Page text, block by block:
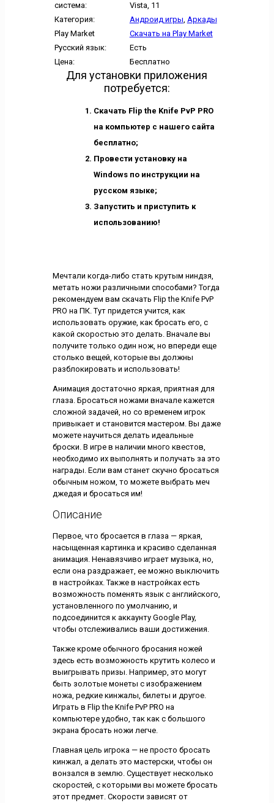
система:
Vista, 11
Категория:
Андроид игры, Аркады
Play Market
Скачать на Play Market
Русский язык:
Есть
Цена:
Бесплатно
Для установки приложения
потребуется:
Скачать Flip the Knife PvP PRO
на компьютер с нашего сайта
бесплатно;
Провести установку на
Windows по инструкции на
русском языке;
Запустить и приступить к
использованию!
Мечтали когда-либо стать крутым ниндзя,
метать ножи различными способами? Тогда
рекомендуем вам скачать Flip the Knife PvP
PRO на ПК. Тут придется учится, как
использовать оружие, как бросать его, с
какой скоростью это делать. Вначале вы
получите только один нож, но впереди еще
столько вещей, которые вы должны
разблокировать и использовать!
Анимация достаточно яркая, приятная для
глаза. Бросаться ножами вначале кажется
сложной задачей, но со временем игрок
привыкает и становится мастером. Вы даже
можете научиться делать идеальные
броски. В игре в наличии много квестов,
необходимо их выполнять и получать за это
награды. Если вам станет скучно бросаться
обычным ножом, то можете выбрать меч
джедая и бросаться им!
Описание
Первое, что бросается в глаза — яркая,
насыщенная картинка и красиво сделанная
анимация. Ненавязчиво играет музыка, но,
если она раздражает, ее можно выключить
в настройках. Также в настройках есть
возможность поменять язык с английского,
установленного по умолчанию, и
подсоединится к аккаунту Google Play,
чтобы отслеживались ваши достижения.
Также кроме обычного бросания ножей
здесь есть возможность крутить колесо и
выигрывать призы. Например, это могут
быть золотые монеты с изображением
ножа, редкие кинжалы, билеты и другое.
Играть в Flip the Knife PvP PRO на
компьютере удобно, так как с большого
экрана бросать ножи легче.
Главная цель игрока — не просто бросать
кинжал, а делать это мастерски, чтобы он
вонзался в землю. Существует несколько
скоростей, с которыми вы можете бросать
этот предмет. Скорости зависят от